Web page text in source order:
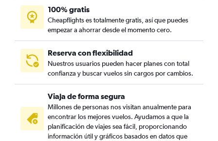
100% gratis
Cheapflights es totalmente gratis, así que puedes
empezar a ahorrar desde el momento cero.
Reserva con flexibilidad
Nuestros usuarios pueden hacer planes con total
confianza y buscar vuelos sin cargos por cambios.
Viaja de forma segura
Millones de personas nos visitan anualmente para
encontrar los mejores vuelos. Ayudamos a que la
planificación de viajes sea fácil, proporcionando
información útil y gráficos basados en datos que